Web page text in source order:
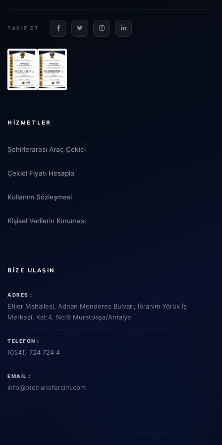
TAKIP ET
HIZMETLER
Şehirlerarası Araç Çekici
Çekici Fiyatı Hesapla
Kullanım Sözleşmesi
Kişisel Verilerin Koruması
BIZE ULAŞIN
ADRES :
Etiler Mahallesi, Adnan Menderes Bulvarı, İbrahim Yörük İş
Merkezi, Kat:4, No:9 Muratpaşa/Antalya
TELEFON :
(0541) 724 724 4
EMAIL :
info@ototransfercim.com